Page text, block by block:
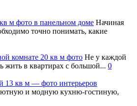
м фото в панельном доме Начиная
точно понимать, какие
комнате 20 кв м фото Не у каждой
жить в квартирах с большой... 0
13 кв м — фото интерьеров
и модную кухню-гостиную,